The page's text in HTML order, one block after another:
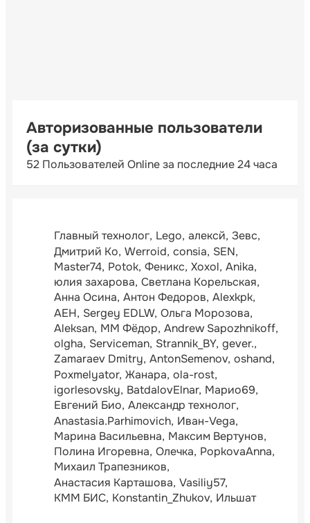
Авторизованные пользователи
(за сутки)
52 Пользователей Online за последние 24 часа
Главный технолог Lego алексй Зевс
Дмитрий Ко Werroid consia SEN
Master74 Potok Феникс Xoxol Anika
юлия захарова Светлана Корельская
Анна Осина Антон Федоров Alexkpk
АЕН Sergey EDLW Ольга Морозова
Aleksan ММ Фёдор Andrew Sapozhnikoff
olgha Serviceman Strannik_BY gever.
Zamaraev Dmitry AntonSemenov oshand
Poxmelyator Жанара ola-rost
igorlesovsky BatdalovElnar Марио69
Евгений Био Александр технолог
Anastasia.Parhimovich Иван-Vega
Марина Васильевна Максим Вертунов
Полина Игоревна Олечка PopkovaAnna
Михаил Трапезников
Анастасия Карташова Vasiliy57
КММ БИС Konstantin_Zhukov Ильшат